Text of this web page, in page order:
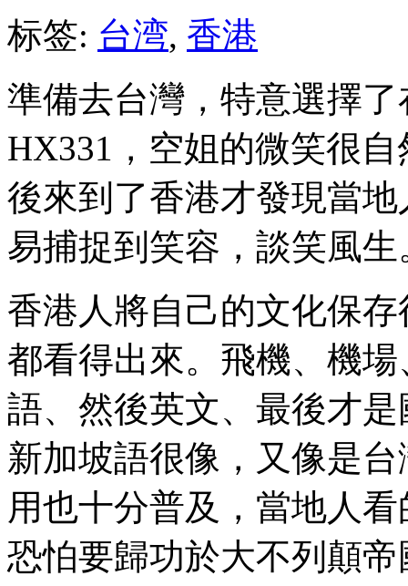
标签: 台湾, 香港
準備去台灣，特意選擇
HX331，空姐的微笑很
後來到了香港才發現當
易捕捉到笑容，談笑風生
香港人將自己的文化保
都看得出來。飛機、機
語、然後英文、最後才
新加坡語很像，又像是
用也十分普及，當地人
恐怕要歸功於大不列顛